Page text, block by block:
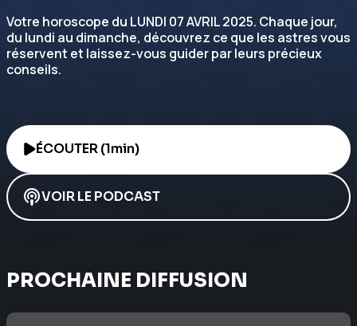
Votre horoscope du LUNDI 07 AVRIL 2025. Chaque jour,
du lundi au dimanche, découvrez ce que les astres vous
réservent et laissez-vous guider par leurs précieux
conseils.
ÉCOUTER (1min)
VOIR LE PODCAST
PROCHAINE DIFFUSION